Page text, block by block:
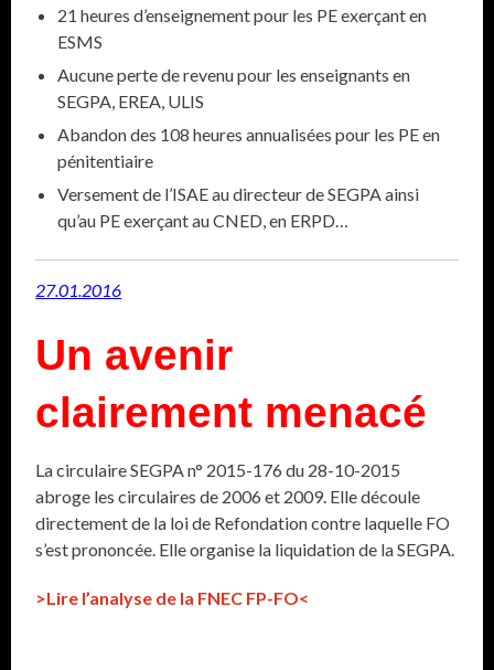
21 heures d’enseignement pour les PE exerçant en
ESMS
Aucune perte de revenu pour les enseignants en
SEGPA, EREA, ULIS
Abandon des 108 heures annualisées pour les PE en
pénitentiaire
Versement de l’ISAE au directeur de SEGPA ainsi
qu’au PE exerçant au CNED, en ERPD…
27.01.2016
Un avenir
clairement menacé
La circulaire SEGPA n° 2015-176 du 28-10-2015
abroge les circulaires de 2006 et 2009. Elle découle
directement de la loi de Refondation contre laquelle FO
s’est prononcée. Elle organise la liquidation de la SEGPA.
>Lire l’analyse de la FNEC FP-FO<